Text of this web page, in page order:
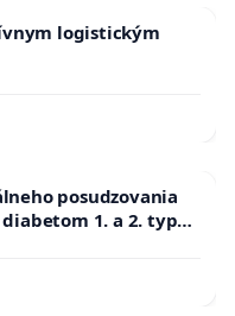
logistickým
posudzovania
1. a 2. typu
SR